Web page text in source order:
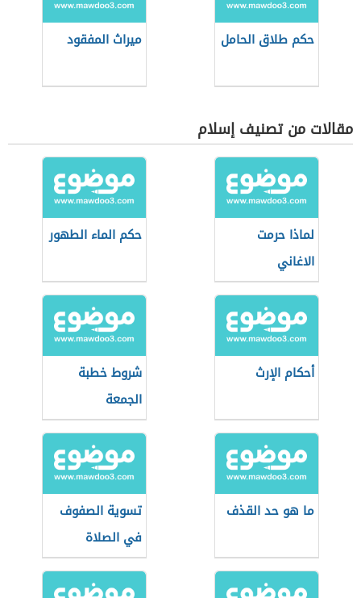
حكم طلاق الحامل ميراث المفقود
مقالات من تصنيف إسلام
لماذا حرمت
الاغاني
حكم الماء الطهور
أحكام الإرث
شروط خطبة
الجمعة
ما هو حد القذف
تسوية الصفوف
في الصلاة